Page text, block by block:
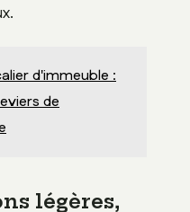
d'immeuble :
de
légères,